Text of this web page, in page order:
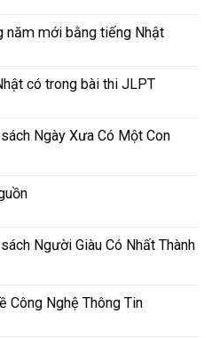
năm mới bằng tiếng Nhật
có trong bài thi JLPT
Ngày Xưa Có Một Con
Người Giàu Có Nhất Thành
Công Nghệ Thông Tin